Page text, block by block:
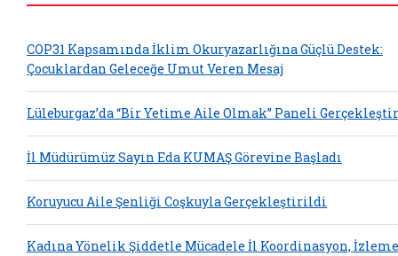
COP31 Kapsamında İklim Okuryazarlığına Güçlü Destek:
Çocuklardan Geleceğe Umut Veren Mesaj
Lüleburgaz’da “Bir Yetime Aile Olmak” Paneli
İl Müdürümüz Sayın Eda KUMAŞ Görevine Başladı
Koruyucu Aile Şenliği Coşkuyla Gerçekleştirildi
Kadına Yönelik Şiddetle Mücadele İl Koordinasyon,